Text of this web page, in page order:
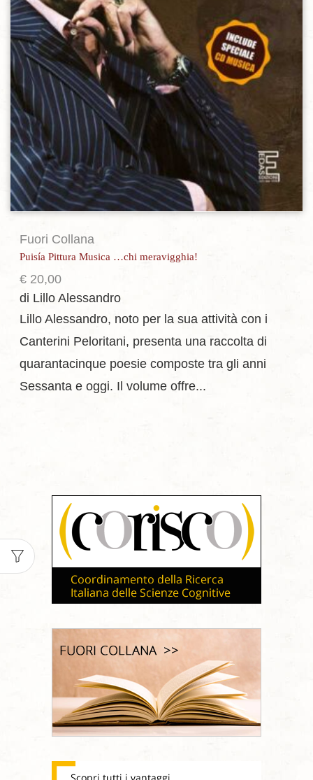
Fuori Collana
Puisía Pittura Musica …chi meravigghia!
€ 20,00
di Lillo Alessandro
Lillo Alessandro, noto per la sua attività con i
Canterini Peloritani, presenta una raccolta di
quarantacinque poesie composte tra gli anni
Sessanta e oggi. Il volume offre...